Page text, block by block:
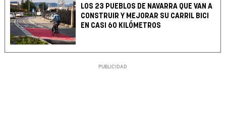
LOS 23 PUEBLOS DE NAVARRA QUE VAN A
CONSTRUIR Y MEJORAR SU CARRIL BICI
EN CASI 60 KILÓMETROS